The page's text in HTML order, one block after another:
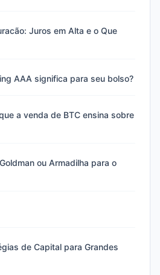
Juros em Alta e o Que
AAA significa para seu bolso?
a venda de BTC ensina sobre
ou Armadilha para o
de Capital para Grandes